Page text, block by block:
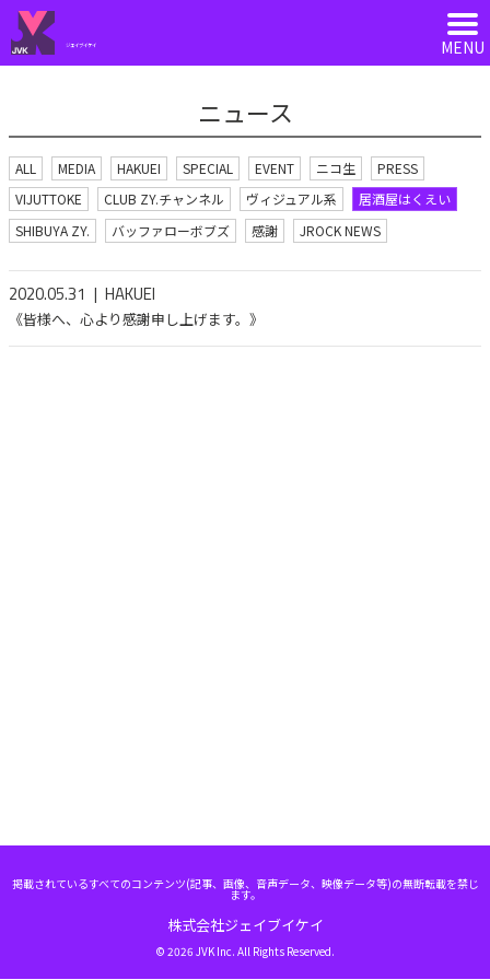
ジェイブイケイ
ニュース
ALL MEDIA HAKUEI SPECIAL EVENT ニコ生
PRESS
VIJUTTOKE
CLUB ZY.チャンネル ヴィジュアル系
居酒屋はくえい
SHIBUYA ZY.
バッファローボブズ 感謝 JROCK NEWS
2020.05.31 HAKUEI
《皆様へ、心より感謝申し上げます。》
掲載されているすべてのコンテンツ(記事、画像、音声データ、映像データ等)の無断転載を禁じ
ます。
株式会社ジェイブイケイ
© 2026 JVK Inc. All Rights Reserved.